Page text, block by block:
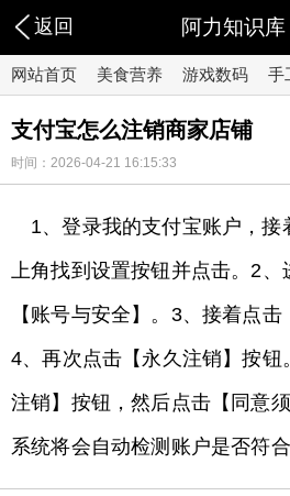
返回 阿力知识库
网站首页 美食营养 游戏数码 手
支付宝怎么注销商家店铺
时间：2026-04-21 16:15:33
1、登录我的支付宝账户，接
上角找到设置按钮并点击。2、
【账号与安全】。3、接着点击
4、再次点击【永久注销】按钮
注销】按钮，然后点击【同意
系统将会自动检测账户是否符合